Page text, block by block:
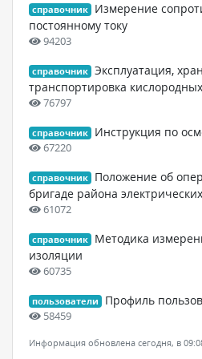
справочник
Измерение
постоянному току
94203
справочник Эксплуатация,
транспортировка
76797
справочник Инструкция по
67220
справочник
Положение об
бригаде района
61072
справочник
Методика
изоляции
60735
пользователи Профиль
58459
Информация обновлена сегодня, в